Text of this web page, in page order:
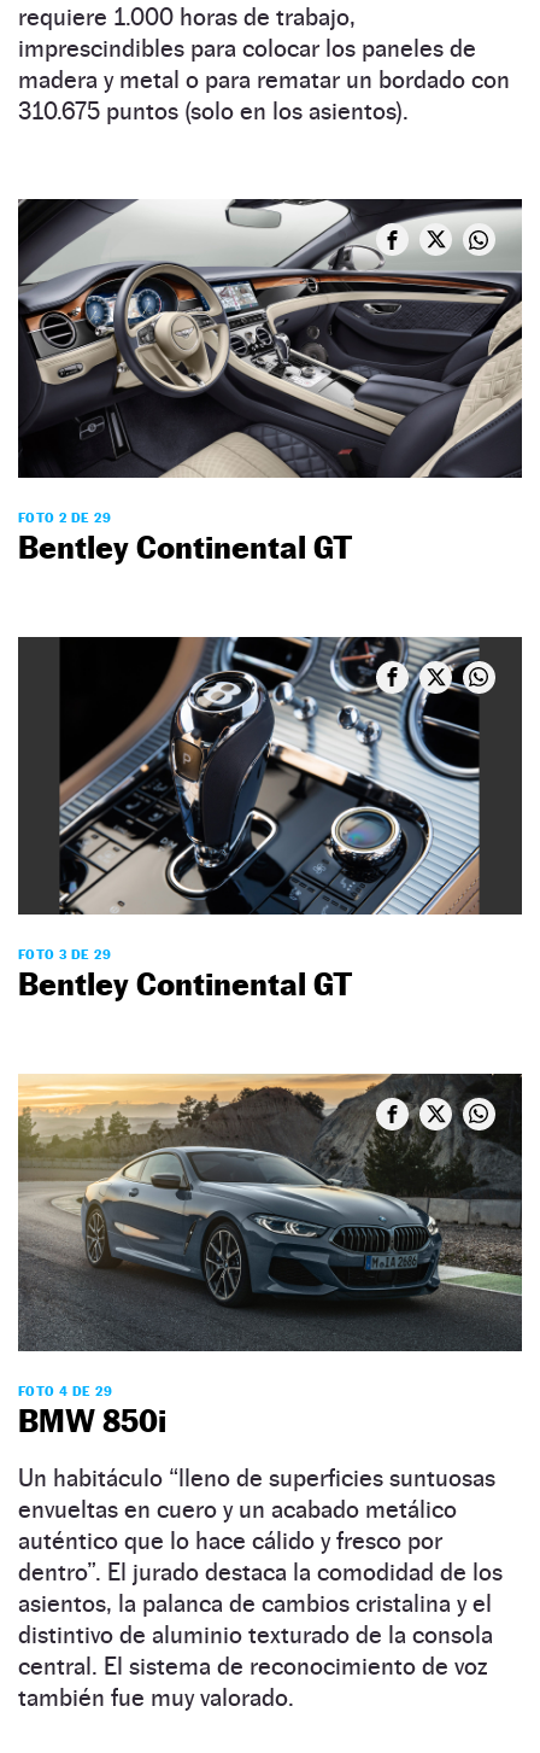
requiere 1.000 horas de trabajo,
imprescindibles para colocar los paneles de
madera y metal o para rematar un bordado con
310.675 puntos (solo en los asientos).
FOTO 2 DE 29
Bentley Continental GT
FOTO 3 DE 29
Bentley Continental GT
FOTO 4 DE 29
BMW 850i
Un habitáculo “lleno de superficies suntuosas
envueltas en cuero y un acabado metálico
auténtico que lo hace cálido y fresco por
dentro”. El jurado destaca la comodidad de los
asientos, la palanca de cambios cristalina y el
distintivo de aluminio texturado de la consola
central. El sistema de reconocimiento de voz
también fue muy valorado.